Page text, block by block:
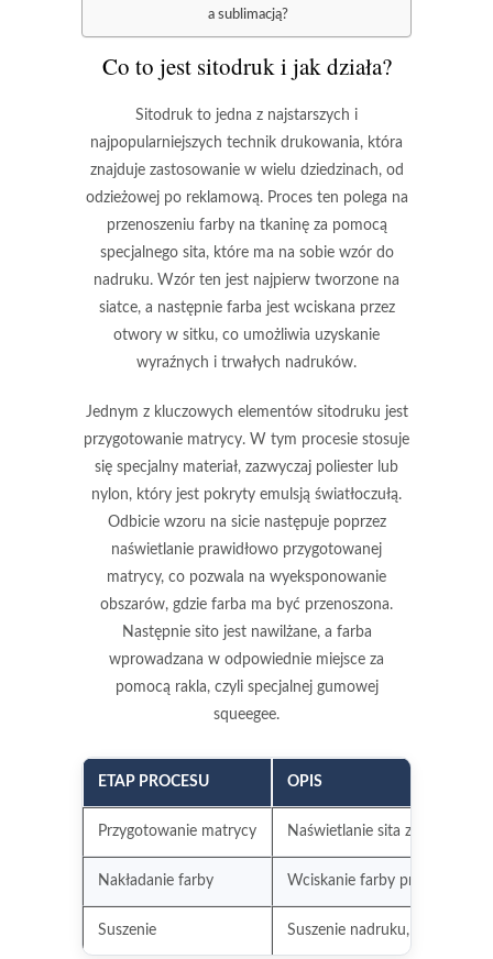
a sublimacją?
Co to jest sitodruk i jak działa?
Sitodruk to jedna z najstarszych i
najpopularniejszych technik drukowania, która
znajduje zastosowanie w wielu dziedzinach, od
odzieżowej po reklamową. Proces ten polega na
przenoszeniu farby na tkaninę za pomocą
specjalnego sita, które ma na sobie wzór do
nadruku. Wzór ten jest najpierw tworzone na
siatce, a następnie farba jest wciskana przez
otwory w sitku, co umożliwia uzyskanie
wyraźnych i trwałych nadruków.
Jednym z kluczowych elementów sitodruku jest
przygotowanie matrycy. W tym procesie stosuje
się specjalny materiał, zazwyczaj poliester lub
nylon, który jest pokryty emulsją światłoczułą.
Odbicie wzoru na sicie następuje poprzez
naświetlanie prawidłowo przygotowanej
matrycy, co pozwala na wyeksponowanie
obszarów, gdzie farba ma być przenoszona.
Następnie sito jest nawilżane, a farba
wprowadzana w odpowiednie miejsce za
pomocą rakla, czyli specjalnej gumowej
squeegee.
ETAP PROCESU OPIS
Przygotowanie matrycy Naświetlanie sita z wzorem,
Nakładanie farby Wciskanie farby przez
Suszenie Suszenie nadruku, aby